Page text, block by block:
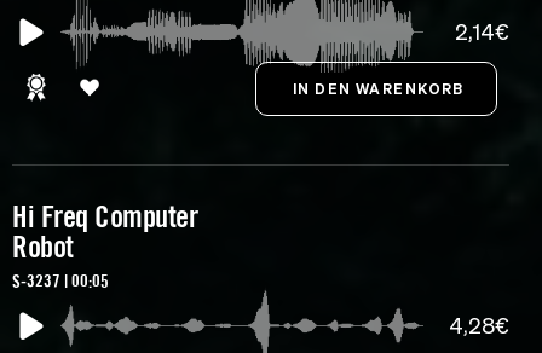
2,14€
Hi Freq Computer
Robot
S-3237 | 00:05
4,28€